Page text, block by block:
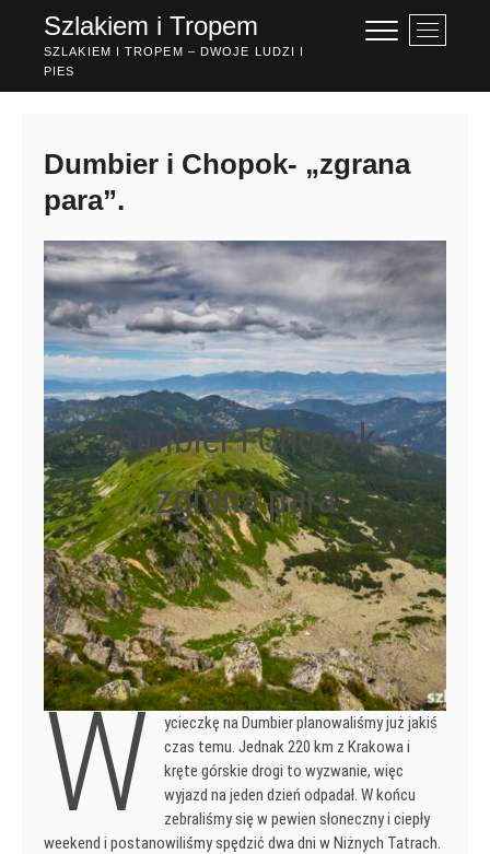
Szlakiem i Tropem
SZLAKIEM I TROPEM – DWOJE LUDZI I
PIES
P
r
e
Dumbier i Chopok- „zgrana
para”.
Dumbier i Chopok-
zgrana para
W
ycieczkę na Dumbier planowaliśmy już jakiś
czas temu. Jednak 220 km z Krakowa i
kręte górskie drogi to wyzwanie, więc
wyjazd na jeden dzień odpadał. W końcu
zebraliśmy się w pewien słoneczny i ciepły
weekend i postanowiliśmy spędzić dwa dni w Niżnych Tatrach.